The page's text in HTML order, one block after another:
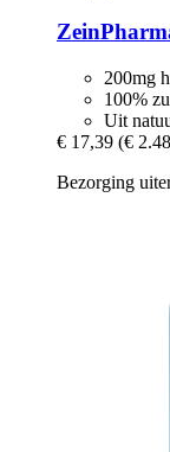
200mg
100%
Uit
€ 17,39 (€
Bezorging